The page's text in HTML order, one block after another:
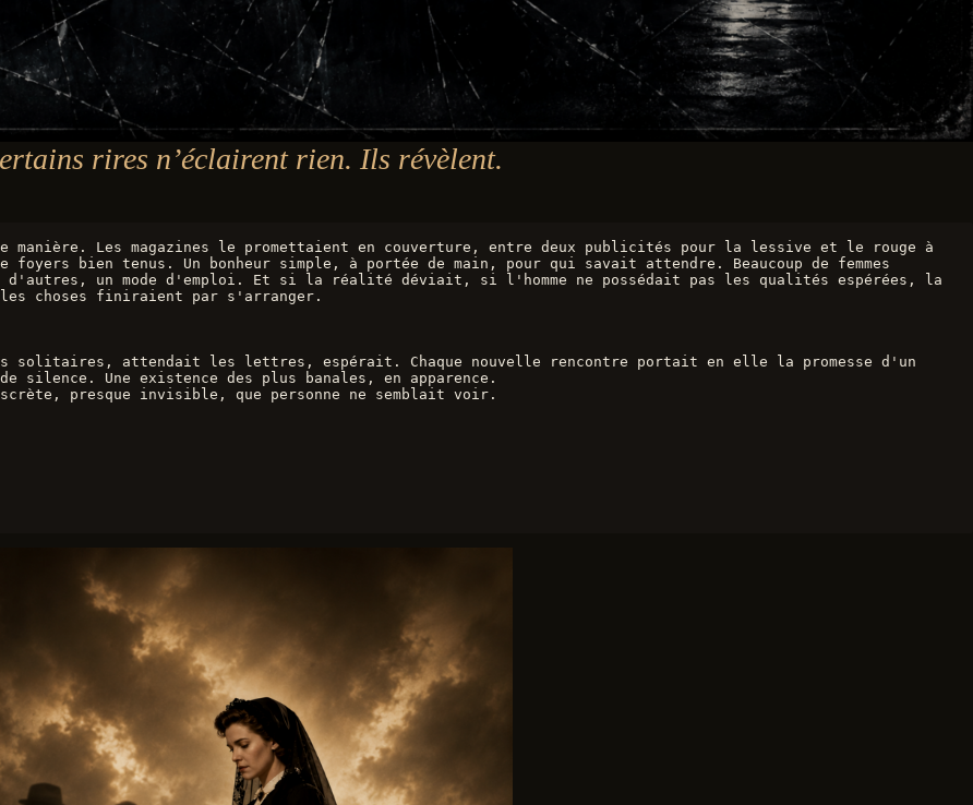
rires n’éclairent rien. Ils révèlent.
manière. Les magazines le promettaient en couverture, entre deux publicités pour la lessive et le rouge à
bien tenus. Un bonheur simple, à portée de main, pour qui savait attendre. Beaucoup de femmes
un mode d'emploi. Et si la réalité déviait, si l'homme ne possédait pas les qualités espérées, la
choses finiraient par s'arranger.
solitaires, attendait les lettres, espérait. Chaque nouvelle rencontre portait en elle la promesse d'un
silence. Une existence des plus banales, en apparence.
presque invisible, que personne ne semblait voir.